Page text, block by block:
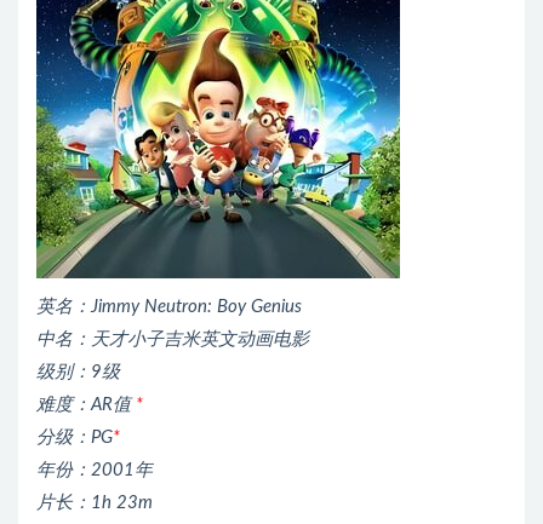
英名：Jimmy Neutron: Boy Genius
中名：天才小子吉米英文动画电影
级别：9级
难度：AR值 *
分级：PG*
年份：2001年
片长：1h 23m